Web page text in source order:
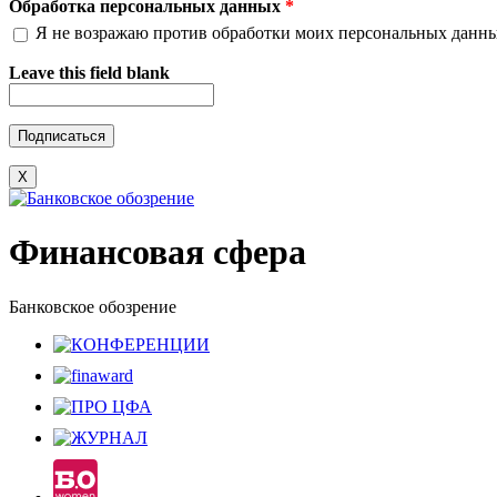
Обработка персональных данных *
Я не возражаю против обработки моих персональных
Leave this field blank
X
Финансовая сфера
Банковское обозрение